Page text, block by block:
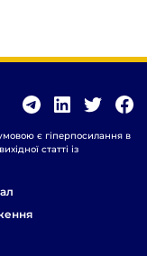
є гіперпосилання в
статті із